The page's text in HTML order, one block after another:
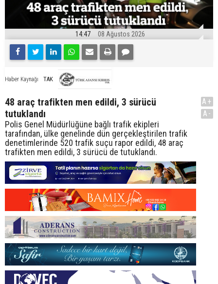
14:47 08 Ağustos 2026
Haber Kaynağı TAK
48 araç trafikten men edildi, 3 sürücü
tutuklandı
Polis Genel Müdürlüğüne bağlı trafik ekipleri
tarafından, ülke genelinde dün gerçekleştirilen trafik
denetimlerinde 520 trafik suçu rapor edildi, 48 araç
trafikten men edildi, 3 sürücü de tutuklandı.
A+
A-